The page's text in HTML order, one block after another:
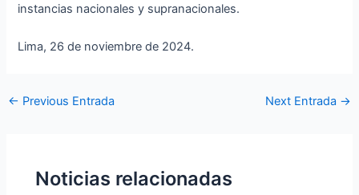
instancias nacionales y supranacionales.
Lima, 26 de noviembre de 2024.
← Previous Entrada Next Entrada →
Noticias relacionadas